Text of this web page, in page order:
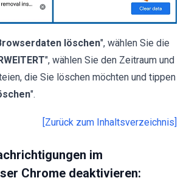
löschen", wählen Sie die
", wählen Sie den Zeitraum und
die Sie löschen möchten und tippen
".
[Zurück zum Inhaltsverzeichnis]
im
Chrome deaktivieren: